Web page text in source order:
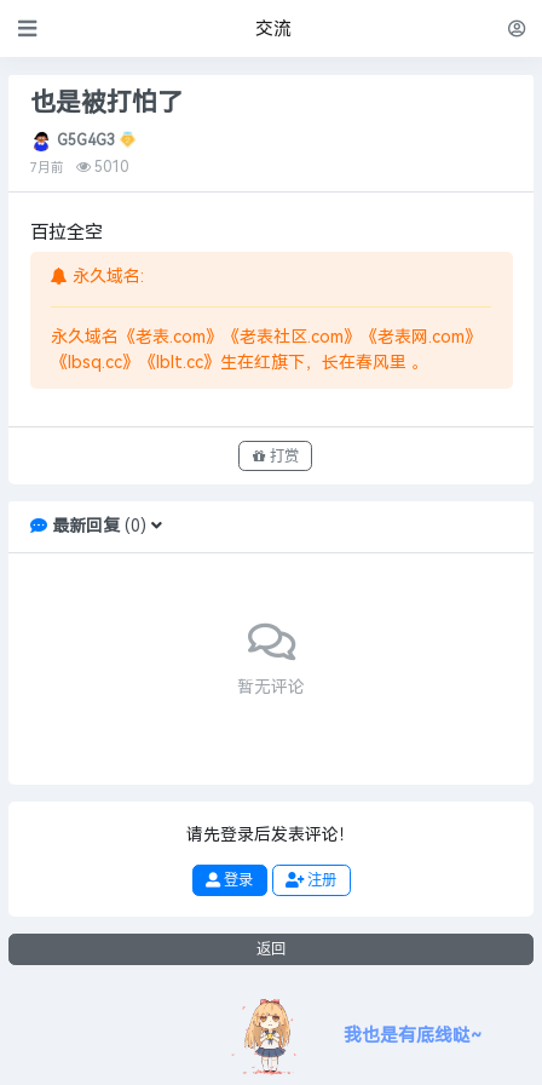
交流
也是被打怕了
G5G4G3
7月前 5010
百拉全空
永久域名:
永久域名《老表.com》《老表社区.com》《老表网.com》
《lbsq.cc》《lblt.cc》生在红旗下，长在春风里 。
打赏
最新回复(0)
暂无评论
请先登录后发表评论！
登录 注册
返回
我也是有底线哒~